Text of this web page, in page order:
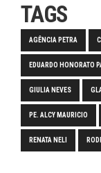
TAGS
AGÊNCIA PETRA
EDUARDO HONORATO
GIULIA NEVES
PE. ALCY MAURICIO
RENATA NELI